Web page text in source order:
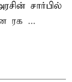
சார்பில்
ரக ...